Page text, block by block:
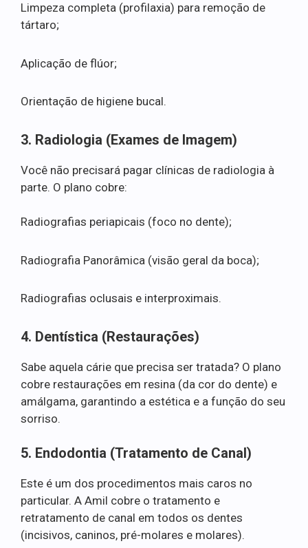
Limpeza completa (profilaxia) para remoção de
tártaro;
Aplicação de flúor;
Orientação de higiene bucal.
3. Radiologia (Exames de Imagem)
Você não precisará pagar clínicas de radiologia à
parte. O plano cobre:
Radiografias periapicais (foco no dente);
Radiografia Panorâmica (visão geral da boca);
Radiografias oclusais e interproximais.
4. Dentística (Restaurações)
Sabe aquela cárie que precisa ser tratada? O plano
cobre restaurações em resina (da cor do dente) e
amálgama, garantindo a estética e a função do seu
sorriso.
5. Endodontia (Tratamento de Canal)
Este é um dos procedimentos mais caros no
particular. A Amil cobre o tratamento e
retratamento de canal em todos os dentes
(incisivos, caninos, pré-molares e molares).